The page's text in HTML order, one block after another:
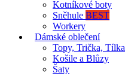
Kotníkové boty
Sněhule BEST
Workery
Dámské oblečení
Topy, Trička, Tílka
Košile a Blůzy
Šaty